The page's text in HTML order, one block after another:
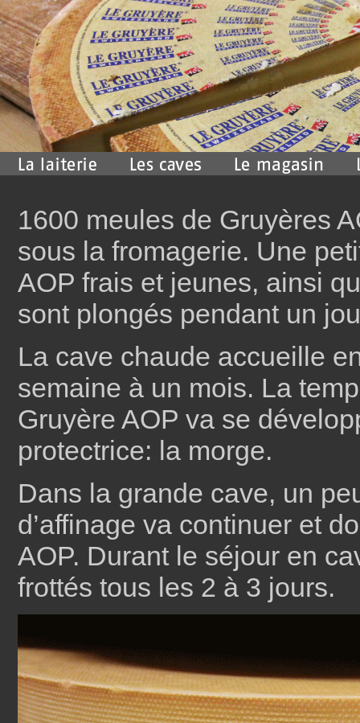
1600 meules de Gruyères
sous la fromagerie. Une
AOP frais et jeunes, ainsi
sont plongés pendant un
La cave chaude accueille
semaine à un mois. La
Gruyère AOP va se
protectrice: la morge.
Dans la grande cave, un
d’affinage va continuer et
AOP. Durant le séjour en
frottés tous les 2 à 3 jours.